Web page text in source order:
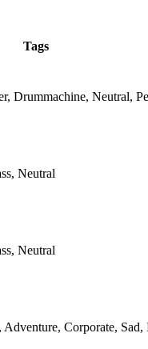
Tags
Drummachine, Neutral,
Neutral
Neutral
Adventure, Corporate, Sad,